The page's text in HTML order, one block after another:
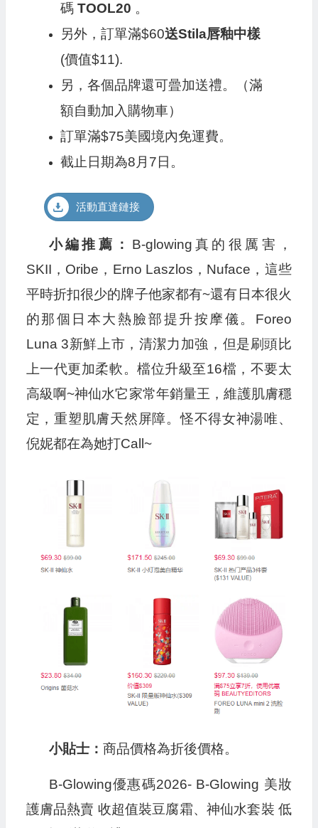
碼 TOOL20 。
另外，訂單滿$60送Stila唇釉中樣
(價值$11).
另，各個品牌還可曡加送禮。（滿
額自動加入購物車）
訂單滿$75美國境內免運費。
截止日期為8月7日。
活動直達鏈接
小編推薦： B-glowing真的很厲害，
SKII，Oribe，Erno Laszlos，Nuface，這些
平時折扣很少的牌子他家都有~還有日本很火
的那個日本大熱臉部提升按摩儀。Foreo
Luna 3新鮮上市，清潔力加強，但是刷頭比
上一代更加柔軟。檔位升級至16檔，不要太
高級啊~神仙水它家常年銷量王，維護肌膚穩
定，重塑肌膚天然屏障。怪不得女神湯唯、
倪妮都在為她打Call~
小貼士： 商品價格為折後價格。
B-Glowing優惠碼2026- B-Glowing 美妝
護膚品熱賣 收超值裝豆腐霜、神仙水套裝 低